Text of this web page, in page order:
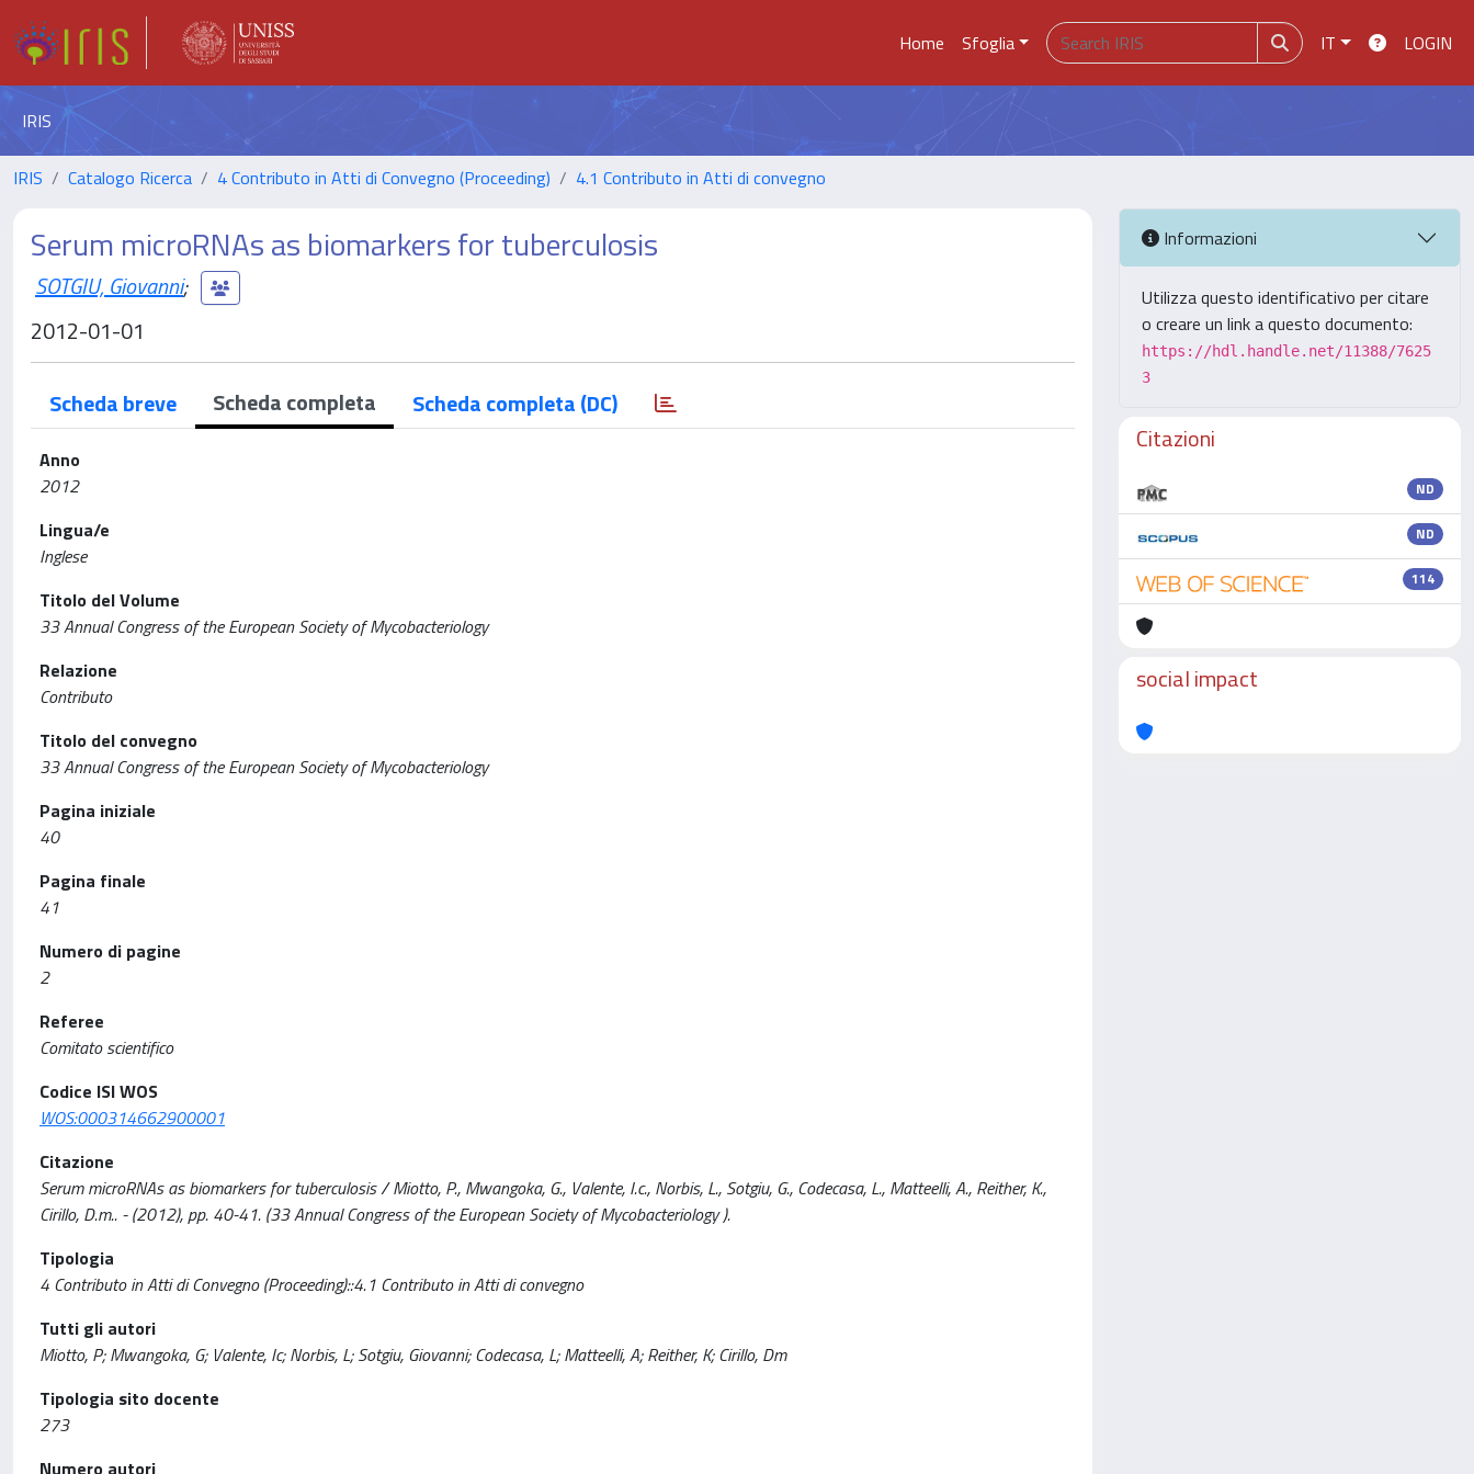
Home Sfoglia IT LOGIN
IRIS
IRIS Catalogo Ricerca 4 Contributo in Atti di Convegno (Proceeding) 4.1 Contributo in Atti di convegno
Serum microRNAs as biomarkers for tuberculosis
SOTGIU, Giovanni;
2012-01-01
Scheda breve Scheda completa Scheda completa (DC)
Anno
2012
Lingua/e
Inglese
Titolo del Volume
33 Annual Congress of the European Society of Mycobacteriology
Relazione
Contributo
Titolo del convegno
33 Annual Congress of the European Society of Mycobacteriology
Pagina iniziale
40
Pagina finale
41
Numero di pagine
2
Referee
Comitato scientifico
Codice ISI WOS
WOS:000314662900001
Citazione
Serum microRNAs as biomarkers for tuberculosis / Miotto, P., Mwangoka, G., Valente, I.c., Norbis, L., Sotgiu, G., Codecasa, L., Matteelli, A., Reither, K.,
Cirillo, D.m.. - (2012), pp. 40-41. (33 Annual Congress of the European Society of Mycobacteriology ).
Tipologia
4 Contributo in Atti di Convegno (Proceeding)::4.1 Contributo in Atti di convegno
Tutti gli autori
Miotto, P; Mwangoka, G; Valente, Ic; Norbis, L; Sotgiu, Giovanni; Codecasa, L; Matteelli, A; Reither, K; Cirillo, Dm
Tipologia sito docente
273
Numero autori
Informazioni
Utilizza questo identificativo per citare
o creare un link a questo documento:
https://hdl.handle.net/11388/7625
3
Citazioni
ND
ND
114
social impact